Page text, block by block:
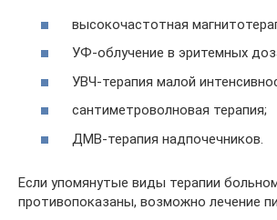
высокочастотная
УФ-облучение в эритемных
УВЧ-терапия малой
сантиметроволновая терапия;
ДМВ-терапия надпочечников.
Если упомянутые виды терапии
противопоказаны, возможно лечение